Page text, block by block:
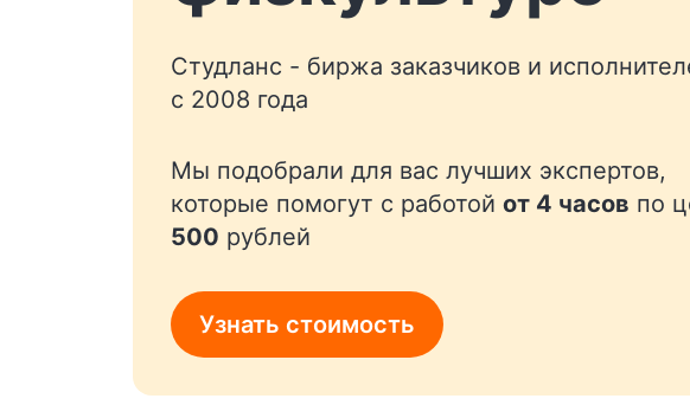
Студланс - биржа заказчиков и
с 2008 года
Мы подобрали для вас лучших экспертов,
которые помогут с работой от 4 часов по
500 рублей
Узнать стоимость